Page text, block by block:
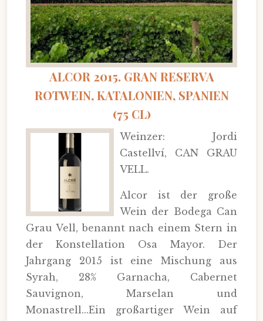
ALCOR 2015. GRAN RESERVA
ROTWEIN, KATALONIEN, SPANIEN
(75 CL)
Weinzer: Jordi
Castellví, CAN GRAU
VELL.
Alcor ist der große
Wein der Bodega Can
Grau Vell, benannt nach einem Stern in
der Konstellation Osa Mayor. Der
Jahrgang 2015 ist eine Mischung aus
Syrah, 28% Garnacha, Cabernet
Sauvignon, Marselan und
Monastrell...Ein großartiger Wein auf